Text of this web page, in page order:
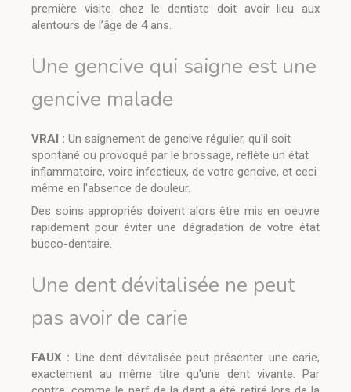
première visite chez le dentiste doit avoir lieu aux
alentours de l’âge de 4 ans.
Une gencive qui saigne est une
gencive malade
VRAI : Un saignement de gencive régulier, qu'il soit
spontané ou provoqué par le brossage, reflète un état
inflammatoire, voire infectieux, de votre gencive, et ceci
même en l'absence de douleur.
Des soins appropriés doivent alors être mis en oeuvre
rapidement pour éviter une dégradation de votre état
bucco-dentaire.
Une dent dévitalisée ne peut
pas avoir de carie
FAUX : Une dent dévitalisée peut présenter une carie,
exactement au même titre qu'une dent vivante. Par